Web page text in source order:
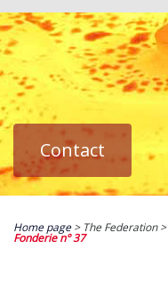
Contact
Home page> The Federation >
Fonderie n° 37